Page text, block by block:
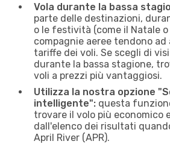
Vola durante la bassa
parte delle destinazioni,
o le festività (come il Natale
compagnie aeree tendono
tariffe dei voli. Se scegli di
durante la bassa stagione,
voli a prezzi più vantaggiosi.
Utilizza la nostra opzione
intelligente": questa
trovare il volo più economico
dall'elenco dei risultati
April River (APR).